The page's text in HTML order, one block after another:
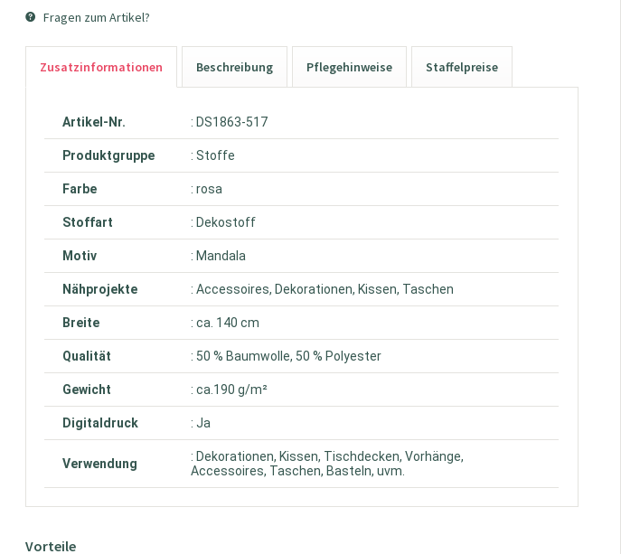
Fragen zum Artikel?
Zusatzinformationen Beschreibung Pflegehinweise Staffelpreise
Artikel-Nr. : DS1863-517
Produktgruppe : Stoffe
Farbe : rosa
Stoffart : Dekostoff
Motiv : Mandala
Nähprojekte : Accessoires, Dekorationen, Kissen, Taschen
Breite : ca. 140 cm
Qualität : 50 % Baumwolle, 50 % Polyester
Gewicht : ca.190 g/m²
Digitaldruck : Ja
Verwendung
: Dekorationen, Kissen, Tischdecken, Vorhänge,
Accessoires, Taschen, Basteln, uvm.
Vorteile